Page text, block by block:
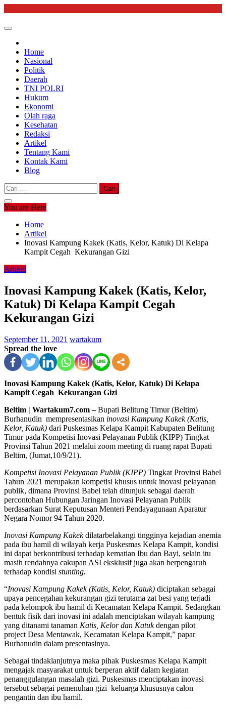
content
Home
Nasional
Politik
Daerah
TNI POLRI
Hukum
Ekonomi
Olah raga
Kesehatan
Redaksi
Artikel
Tentang Kami
Kontak Kami
Blog
Cari
untuk:
You are Here
Home
Artikel
Inovasi Kampung Kakek (Katis, Kelor, Katuk) Di Kelapa
Kampit Cegah Kekurangan Gizi
Artikel
Inovasi Kampung Kakek (Katis, Kelor,
Katuk) Di Kelapa Kampit Cegah
Kekurangan Gizi
September 11, 2021 wartakum
Spread the love
Inovasi Kampung Kakek (Katis, Kelor, Katuk) Di Kelapa
Kampit Cegah Kekurangan Gizi
Beltim | Wartakum7.com –Bupati Belitung Timur (Beltim)
Burhanudin mempresentasikan inovasi Kampung Kakek (Katis,
Kelor, Katuk) dari Puskesmas Kelapa Kampit Kabupaten Belitung
Timur pada Kompetisi Inovasi Pelayanan Publik (KIPP) Tingkat
Provinsi Tahun 2021 melalui zoom meeting di ruang rapat Bupati
Beltim, (Jumat,10/9/21).
Kompetisi Inovasi Pelayanan Publik (KIPP) Tingkat Provinsi Babel
Tahun 2021 merupakan kompetisi khusus untuk inovasi pelayanan
publik, dimana Provinsi Babel telah ditunjuk sebagai daerah
percontohan Hubungan Jaringan Inovasi Pelayanan Publik
berdasarkan Surat Keputusan Menteri Pendayagunaan Aparatur
Negara Nomor 94 Tahun 2020.
Inovasi Kampung Kakekdilatarbelakangi tingginya kejadian anemia
pada ibu hamil di wilayah kerja Puskesmas Kelapa Kampit, kondisi
ini dapat berkontribusi terhadap kematian Ibu dan Bayi, selain itu
masih rendahnya cakupan ASI eksklusif juga akan berpengaruh
terhadap kondisi stunting.
“Inovasi Kampung Kakek (Katis, Kelor, Katuk) diciptakan sebagai
upaya pencegahan kekurangan gizi terutama zat besi yang terjadi
pada kelompok ibu hamil di Kecamatan Kelapa Kampit. Sedangkan
bentuk fisik dari inovasi ini adalah menciptakan wilayah kampung
yang ditanami tanaman Katis, Kelor dan Katukdengan pilot
project Desa Mentawak, Kecamatan Kelapa Kampit,” papar
Burhanudin dalam presentasinya.
Sebagai tindaklanjutnya maka pihak Puskesmas Kelapa Kampit
mengajak masyarakat untuk berperan aktif dalam kegiatan
penanggulangan masalah gizi. Puskesmas menciptakan inovasi
tersebut sebagai pemenuhan gizi keluarga khususnya calon
pengantin dan ibu hamil.